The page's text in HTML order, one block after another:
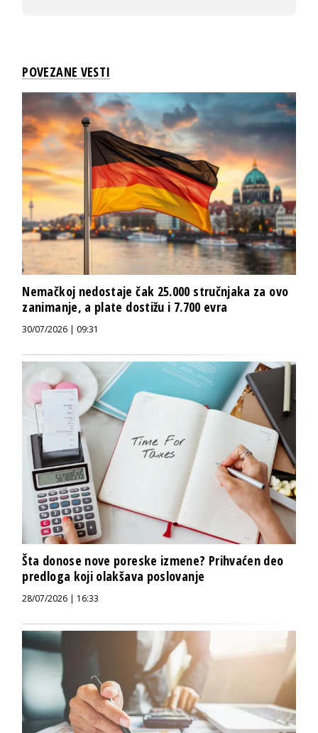
POVEZANE VESTI
Nemačkoj nedostaje čak 25.000 stručnjaka za ovo
zanimanje, a plate dostižu i 7.700 evra
30/07/2026 | 09:31
Šta donose nove poreske izmene? Prihvaćen deo
predloga koji olakšava poslovanje
28/07/2026 | 16:33